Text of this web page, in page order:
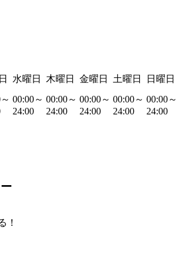
水曜日 木曜日 金曜日 土曜日
日曜日
00:00～
24:00
00:00～
24:00
00:00～
24:00
00:00～
24:00
00:00～
24:00
！